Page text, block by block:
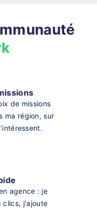
de missions
ma région, sur
agence : je
clics, j'ajoute